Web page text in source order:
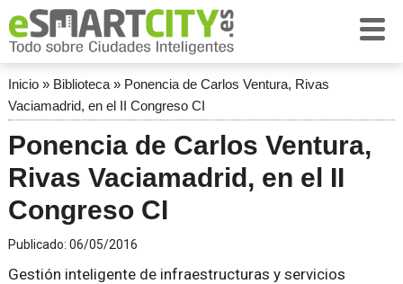
Inicio» Biblioteca» Ponencia de Carlos Ventura, Rivas
Vaciamadrid, en el II Congreso CI
Ponencia de Carlos Ventura,
Rivas Vaciamadrid, en el II
Congreso CI
Publicado: 06/05/2016
Gestión inteligente de infraestructuras y servicios